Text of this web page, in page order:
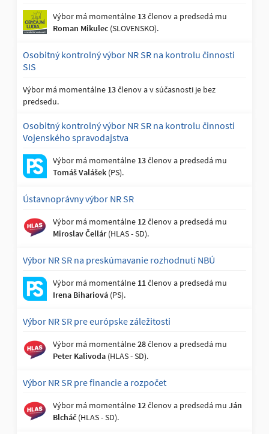
Výbor má momentálne 13členov a predsedá mu
Roman Mikulec (SLOVENSKO).
Osobitný kontrolný výbor NR SR na kontrolu činnosti
SIS
Výbor má momentálne 13členov a v súčasnosti je bez
predsedu.
Osobitný kontrolný výbor NR SR na kontrolu činnosti
Vojenského spravodajstva
Výbor má momentálne 13členov a predsedá mu
Tomáš Valášek (PS).
Ústavnoprávny výbor NR SR
Výbor má momentálne 12členov a predsedá mu
Miroslav Čellár(HLAS - SD).
Výbor NR SR na preskúmavanie rozhodnutí NBÚ
Výbor má momentálne 11členov a predsedá mu
Irena Bihariová (PS).
Výbor NR SR pre európske záležitosti
Výbor má momentálne28členov a predsedá mu
Peter Kalivoda (HLAS - SD).
Výbor NR SR pre financie a rozpočet
Výbor má momentálne 12členov a predsedá muJán
Blcháč (HLAS - SD).